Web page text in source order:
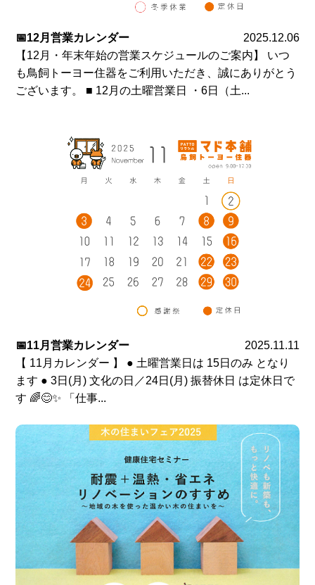
📅12月営業カレンダー
2025.12.06
【12月・年末年始の営業スケジュールのご案内】 いつ
も鳥飼トーヨー住器をご利用いただき、誠にありがとう
ございます。 ■ 12月の土曜営業日 ・6日（土...
📅11月営業カレンダー
2025.11.11
【 11月カレンダー 】 ● 土曜営業日は 15日のみ となり
ます ● 3日(月) 文化の日／24日(月) 振替休日 は定休日で
す 🌈😊✨ 「仕事...